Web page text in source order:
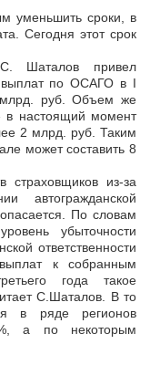
уменьшить сроки, в
Сегодня этот срок
Шаталов привел
по ОСАГО в I
млрд. руб. Объем же
в настоящий момент
2 млрд. руб. Таким
может составить 8
страховщиков из-за
автогражданской
По словам
убыточности
ответственности
к собранным
года такое
С.Шаталов. В то
в ряде регионов
а по некоторым